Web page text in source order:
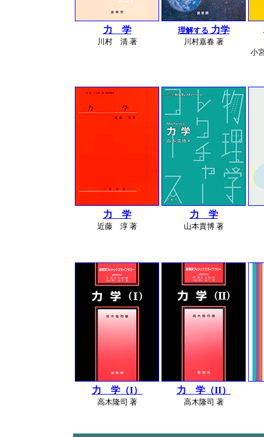
力 学
川村 清 著
理解する 力学
川村嘉春 著
小
力 学
近藤 淳 著
力 学
山本貴博 著
力 学（I）
高木隆司 著
力 学（II）
高木隆司 著